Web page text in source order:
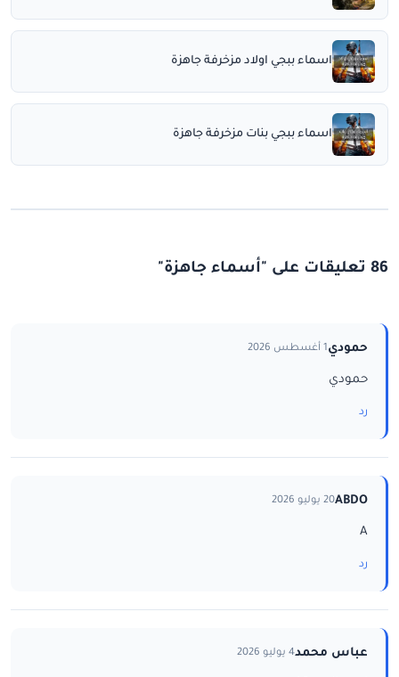
اسماء ببجي اولاد مزخرفة جاهزة
اسماء ببجي بنات مزخرفة جاهزة
86 تعليقات على "أسماء جاهزة"
حمودي1 أغسطس 2026
حمودي
رد
ABDO20 يوليو 2026
A
رد
عباس محمد4 يوليو 2026